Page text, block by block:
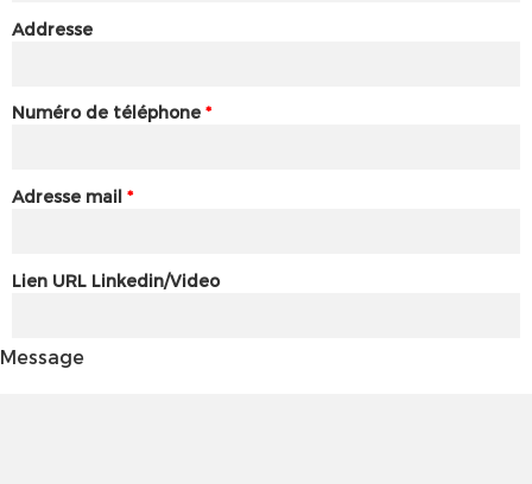
Addresse
Numéro de téléphone *
Adresse mail *
Lien URL Linkedin/Video
Message